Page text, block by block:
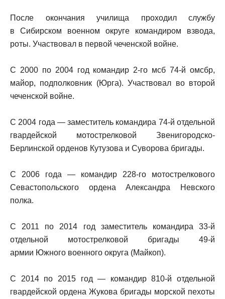
После окончания училища проходил службу
в Сибирском военном округе командиром взвода,
роты. Участвовал в первой чеченской войне.
С 2000 по 2004 год командир 2-го мсб 74-й омсбр,
майор, подполковник (Юрга). Участвовал во второй
чеченской войне.
С 2004 года — заместитель командира 74-й отдельной
гвардейской мотострелковой Звенигородско-
Берлинской орденов Кутузова и Суворова бригады.
С 2006 года — командир 228-го мотострелкового
Севастопольского ордена Александра Невского
полка.
С 2011 по 2014 год заместитель командира 33-й
отдельной мотострелковой бригады 49-й
армии Южного военного округа (Майкоп).
С 2014 по 2015 год — командир 810-й отдельной
гвардейской ордена Жукова бригады морской пехоты